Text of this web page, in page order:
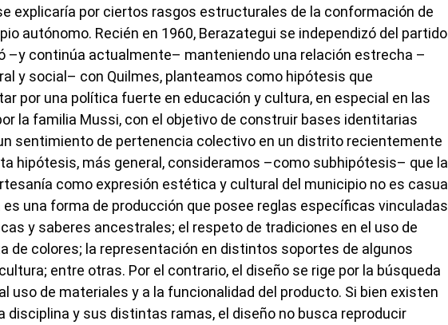
explicaría por ciertos rasgos estructurales de la conformación de
autónomo. Recién en 1960, Berazategui se independizó del partido
–y continúa actualmente– manteniendo una relación estrecha –
y social– con Quilmes, planteamos como hipótesis que
por una política fuerte en educación y cultura, en especial en las
la familia Mussi, con el objetivo de construir bases identitarias
sentimiento de pertenencia colectivo en un distrito recientemente
hipótesis, más general, consideramos –como subhipótesis– que la
como expresión estética y cultural del municipio no es casual
una forma de producción que posee reglas específicas vinculadas
y saberes ancestrales; el respeto de tradiciones en el uso de
de colores; la representación en distintos soportes de algunos
entre otras. Por el contrario, el diseño se rige por la búsqueda
uso de materiales y a la funcionalidad del producto. Si bien existen
disciplina y sus distintas ramas, el diseño no busca reproducir